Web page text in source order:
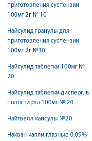
приготовления суспензии
100мг 2г № 10
Найсулид гранулы для
приготовления суспензии
100мг 2г №30
Найсулид таблетки 100мг №
20
Найсулид таблетки дисперг. в
полости рта 100мг № 20
Найтвелл капсулы №20
Накван капли глазные 0,09%